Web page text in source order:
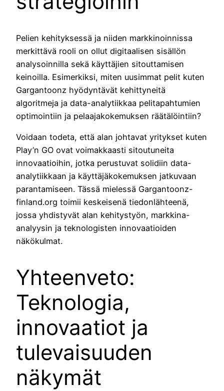
Pelien kehityksessä ja niiden markkinoinnissa
merkittävä rooli on ollut digitaalisen sisällön
analysoinnilla sekä käyttäjien sitouttamisen
keinoilla. Esimerkiksi, miten uusimmat pelit kuten
Gargantoonz hyödyntävät kehittyneitä
algoritmeja ja data-analytiikkaa pelitapahtumien
optimointiin ja pelaajakokemuksen räätälöintiin?
Voidaan todeta, että alan johtavat yritykset kuten
Play’n GO ovat voimakkaasti sitoutuneita
innovaatioihin, jotka perustuvat solidiin data-
analytiikkaan ja käyttäjäkokemuksen jatkuvaan
parantamiseen. Tässä mielessä Gargantoonz-
finland.org toimii keskeisenä tiedonlähteenä,
jossa yhdistyvät alan kehitystyön, markkina-
analyysin ja teknologisten innovaatioiden
näkökulmat.
Yhteenveto:
Teknologia,
innovaatiot ja
tulevaisuuden
näkymät